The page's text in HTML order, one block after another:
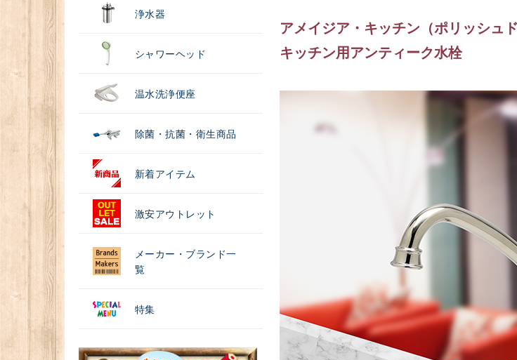
浄水器
シャワーヘッド
温水洗浄便座
除菌・抗菌・衛生商品
新着アイテム
激安アウトレット
メーカー・ブランド一
覧
特集
アメイジア・キッチン（ポリッシュ
キッチン用アンティーク水栓